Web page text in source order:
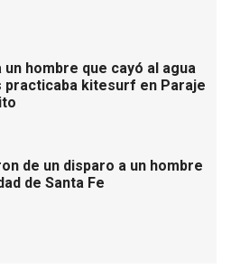
un hombre que cayó al agua
practicaba kitesurf en Paraje
de un disparo a un hombre
de Santa Fe